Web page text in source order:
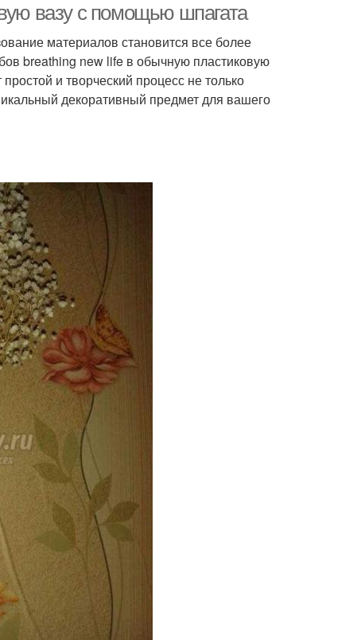
вазу с помощью шпагата
материалов становится все более
breathing new life в обычную пластиковую
и творческий процесс не только
декоративный предмет для вашего